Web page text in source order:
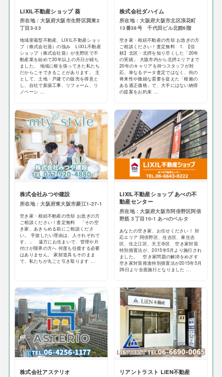
LIXIL不動産ショップ 葵
所在地：大阪府大阪市生野区巽東2
丁目3-33
地域密着型不動産、LIXIL不動産ショッ
プ（株式会社葵）の強み LIXIL不動産
ショップ（株式会社葵）が生野区で不
動産業を始めて20年以上の月日が経ち
ました。 地域に根を張ってきた私たち
だからこそできることがあります。 主
として、土地・戸建ての販売を得意と
し、自社で新築工事、リフォーム、リ
ノベーシ ...
株式会社ダハイム
所在地：大阪府大阪市北区浪花町
13番38号 千代田ビル北館6階
空き家・相続不動産の売却 お急ぎの方
ご相談ください！査定無料 1. 【信
頼】北区・北摂を知り尽くした「20年
の実績」 大阪市内から北摂エリアまで
20年のキャリアを持つスタッフが対
応。単なるデータ査定ではなく、街の
将来性や微細な需要を捉えた「根拠の
ある適正価格」で、大手にはない納得
の提案をお約束 ...
株式会社みつや建設
所在地：大阪府東大阪市菱江1-27-1
空き家・相続不動産の売却 お急ぎの方
ご相談ください！査定無料 「その空
き家、あきらめる前にご相談くださ
い。 手放したい理由は、人それぞれで
す。」 遠方にお住まいで、管理や片
付けが限界の方へ 何度も往復する必要
はありません。 家財道具もそのまま
で、私たちが丸ごと引き取ります ...
LIXIL不動産ショップ あべの不
動産センター
所在地：大阪府大阪市阿倍野区阿倍
野筋３丁目10-1 あべのベルタ
あなたの空き家、お任せください！ 対
応エリア 阿倍野区、住吉区、東住吉
区、住之江区、天王寺区 空き家対策
特別措置法が、2015年5月より施行され
ました。 空き家問題の解消をめざす
空き家対策推進特別措置法が2015年5月
26日より全面施行となりました ...
株式会社アステリオ リアントラスト LiEN不動産